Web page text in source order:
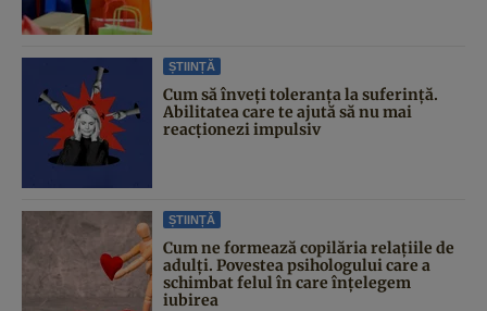
ȘTIINȚĂ
Cum să înveți toleranța la suferință.
Abilitatea care te ajută să nu mai
reacționezi impulsiv
ȘTIINȚĂ
Cum ne formează copilăria relațiile de
adulți. Povestea psihologului care a
schimbat felul în care înțelegem
iubirea